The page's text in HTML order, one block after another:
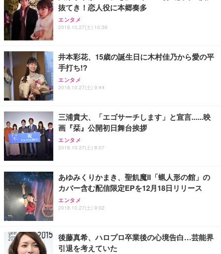
抜てき！恋人役に本郷奏多
エンタメ
2018.10.27(土) 10:36
井本彩花、15歳の誕生日に木村佳乃から愛の平
手打ち!?
エンタメ
2018.10.27(土) 9:44
三浦貴大、「エゴサーチします」と宣言......映
画『栞』公開初日舞台挨拶
エンタメ
2018.10.27(土) 9:07
あゆみくりかまき、聖飢魔II「蝋人形の館」の
カバー含む配信限定EPを12月18日リリース
エンタメ
2018.10.27(土) 9:02
後藤真希、ハロプロ卒業後の心境告白…芸能界
引退を考えていた